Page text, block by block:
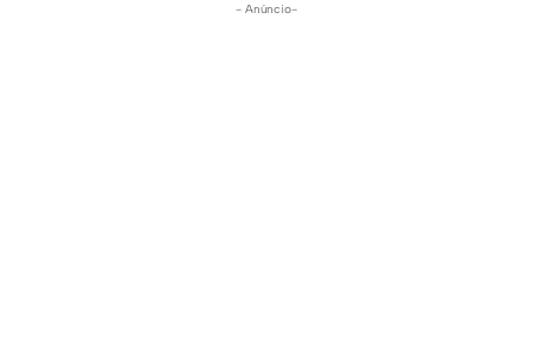
- Anúncio-